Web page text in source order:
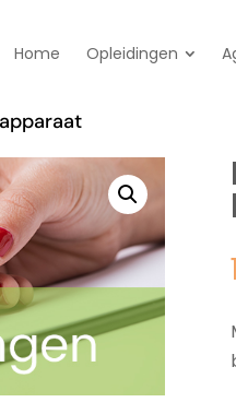
Home Opleidingen